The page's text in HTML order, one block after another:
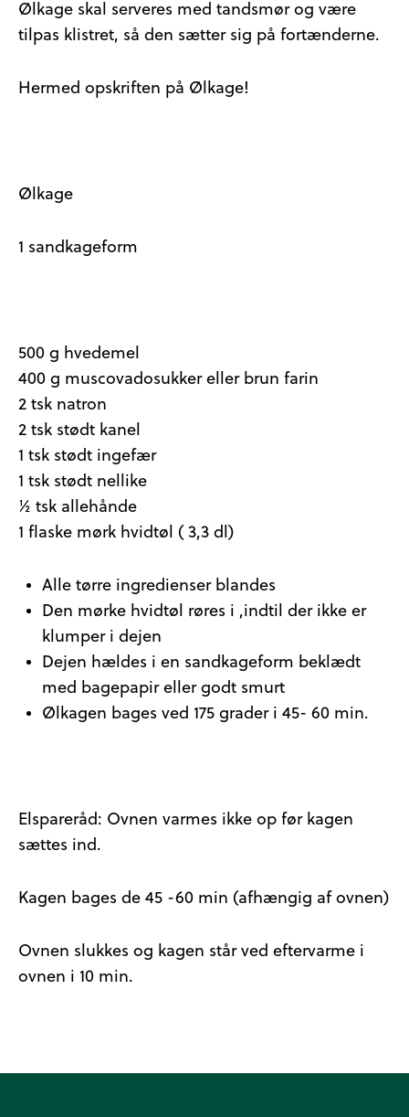
Ølkage skal serveres med tandsmør og være
tilpas klistret, så den sætter sig på fortænderne.
Hermed opskriften på Ølkage!
Ølkage
1 sandkageform
500 g hvedemel
400 g muscovadosukker eller brun farin
2 tsk natron
2 tsk stødt kanel
1 tsk stødt ingefær
1 tsk stødt nellike
½ tsk allehånde
1 flaske mørk hvidtøl ( 3,3 dl)
Alle tørre ingredienser blandes
Den mørke hvidtøl røres i ,indtil der ikke er
klumper i dejen
Dejen hældes i en sandkageform beklædt
med bagepapir eller godt smurt
Ølkagen bages ved 175 grader i 45- 60 min.
Elspareråd: Ovnen varmes ikke op før kagen
sættes ind.
Kagen bages de 45 -60 min (afhængig af ovnen)
Ovnen slukkes og kagen står ved eftervarme i
ovnen i 10 min.